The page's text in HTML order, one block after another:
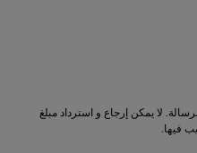
لا يمكن إرجاع و استرداد مبلغ
فيها.